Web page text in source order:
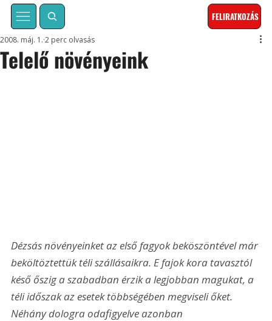
FELIRATKOZÁS
Telelő növényeink
2008. máj. 1. 2 perc olvasás
Dézsás növényeinket az első fagyok beköszöntével már
beköltöztettük téli szállásaikra. E fajok kora tavasztól
késő őszig a szabadban érzik a legjobban magukat, a
téli időszak az esetek többségében megviseli őket.
Néhány dologra odafigyelve azonban